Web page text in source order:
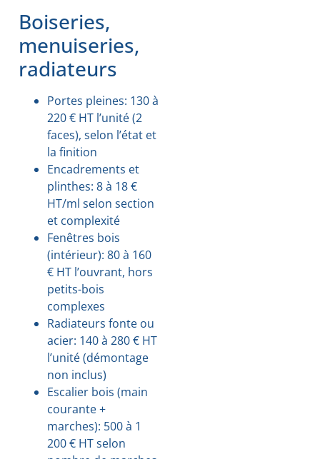
Boiseries,
menuiseries,
radiateurs
Portes pleines: 130 à
220 € HT l’unité (2
faces), selon l’état et
la finition
Encadrements et
plinthes: 8 à 18 €
HT/ml selon section
et complexité
Fenêtres bois
(intérieur): 80 à 160
€ HT l’ouvrant, hors
petits-bois
complexes
Radiateurs fonte ou
acier: 140 à 280 € HT
l’unité (démontage
non inclus)
Escalier bois (main
courante +
marches): 500 à 1
200 € HT selon